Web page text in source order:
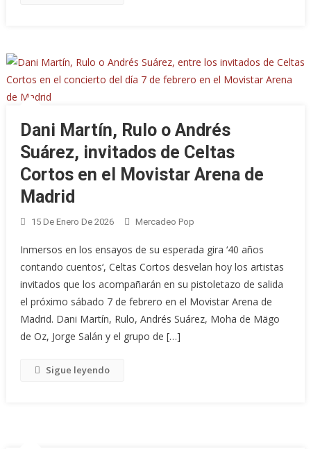
Dani Martín, Rulo o Andrés
Suárez, invitados de Celtas
Cortos en el Movistar Arena de
Madrid
15 De Enero De 2026 Mercadeo Pop
Inmersos en los ensayos de su esperada gira ‘40 años
contando cuentos‘, Celtas Cortos desvelan hoy los artistas
invitados que los acompañarán en su pistoletazo de salida
el próximo sábado 7 de febrero en el Movistar Arena de
Madrid. Dani Martín, Rulo, Andrés Suárez, Moha de Mägo
de Oz, Jorge Salán y el grupo de […]
Sigue leyendo